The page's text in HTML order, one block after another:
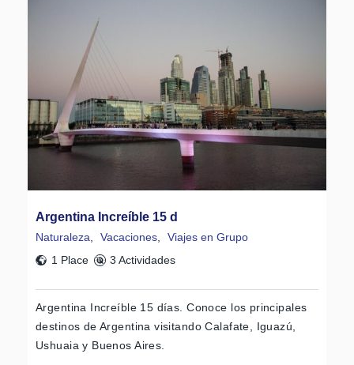
Argentina Increíble 15 d
Naturaleza Vacaciones
Viajes en Grupo
1 Place
3 Actividades
Argentina Increíble 15 días. Conoce los principales
destinos de Argentina visitando Calafate, Iguazú,
Ushuaia y Buenos Aires.